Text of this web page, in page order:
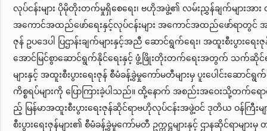
လုပ်ငန်းများ ပိုမိုတိုးတက်မှုရှိစေရေး၊ ဗဟိုအဖွဲ့၏ လမ်းညွှန်ချက်များအာ
အကောင်အထည်ဖော်ရေးနှင့်လုပ်ငန်းများ အကောင်အထည်ဖော်ရာတွင် အထူ
ဇုန် ဥပဒေပါ ပြဌာန်းချက်များနှင့်အညီ ဆောင်ရွက်ရေး၊ အထူးစီးပွားရေးဇုန်
အောင်မြင်စွာဆောင်ရွက်နိုင်ရေးနှင့် ဖွံ့ဖြိုးတိုးတက်ရေးအတွက် သက်ဆိုင်ရ
များနှင့် အထူးစီးပွားရေးဇုန် စီမံခန့်ခွဲမှုကော်မတီများမှ ပူးပေါင်းဆောင်ရွ
ကိစ္စရပ်များကို ပြောကြားခဲ့ပါသည်။ ထို့နောက် အစည်းအဝေးသို့တက်ရ
ည့် မြန်မာအထူးစီးပွားရေးဇုန်ဆိုင်ရာဗဟိုလုပ်ငန်းအဖွဲ့ဝင် ဒုတိယ ဝန်ကြီးမျ
စီးပွားရေးဇုန်များ၏ စီမံခန့်ခွဲမှုကော်မတီ ဥက္ကဋ္ဌများနှင့် ဌာနဆိုင်ရာများမှ